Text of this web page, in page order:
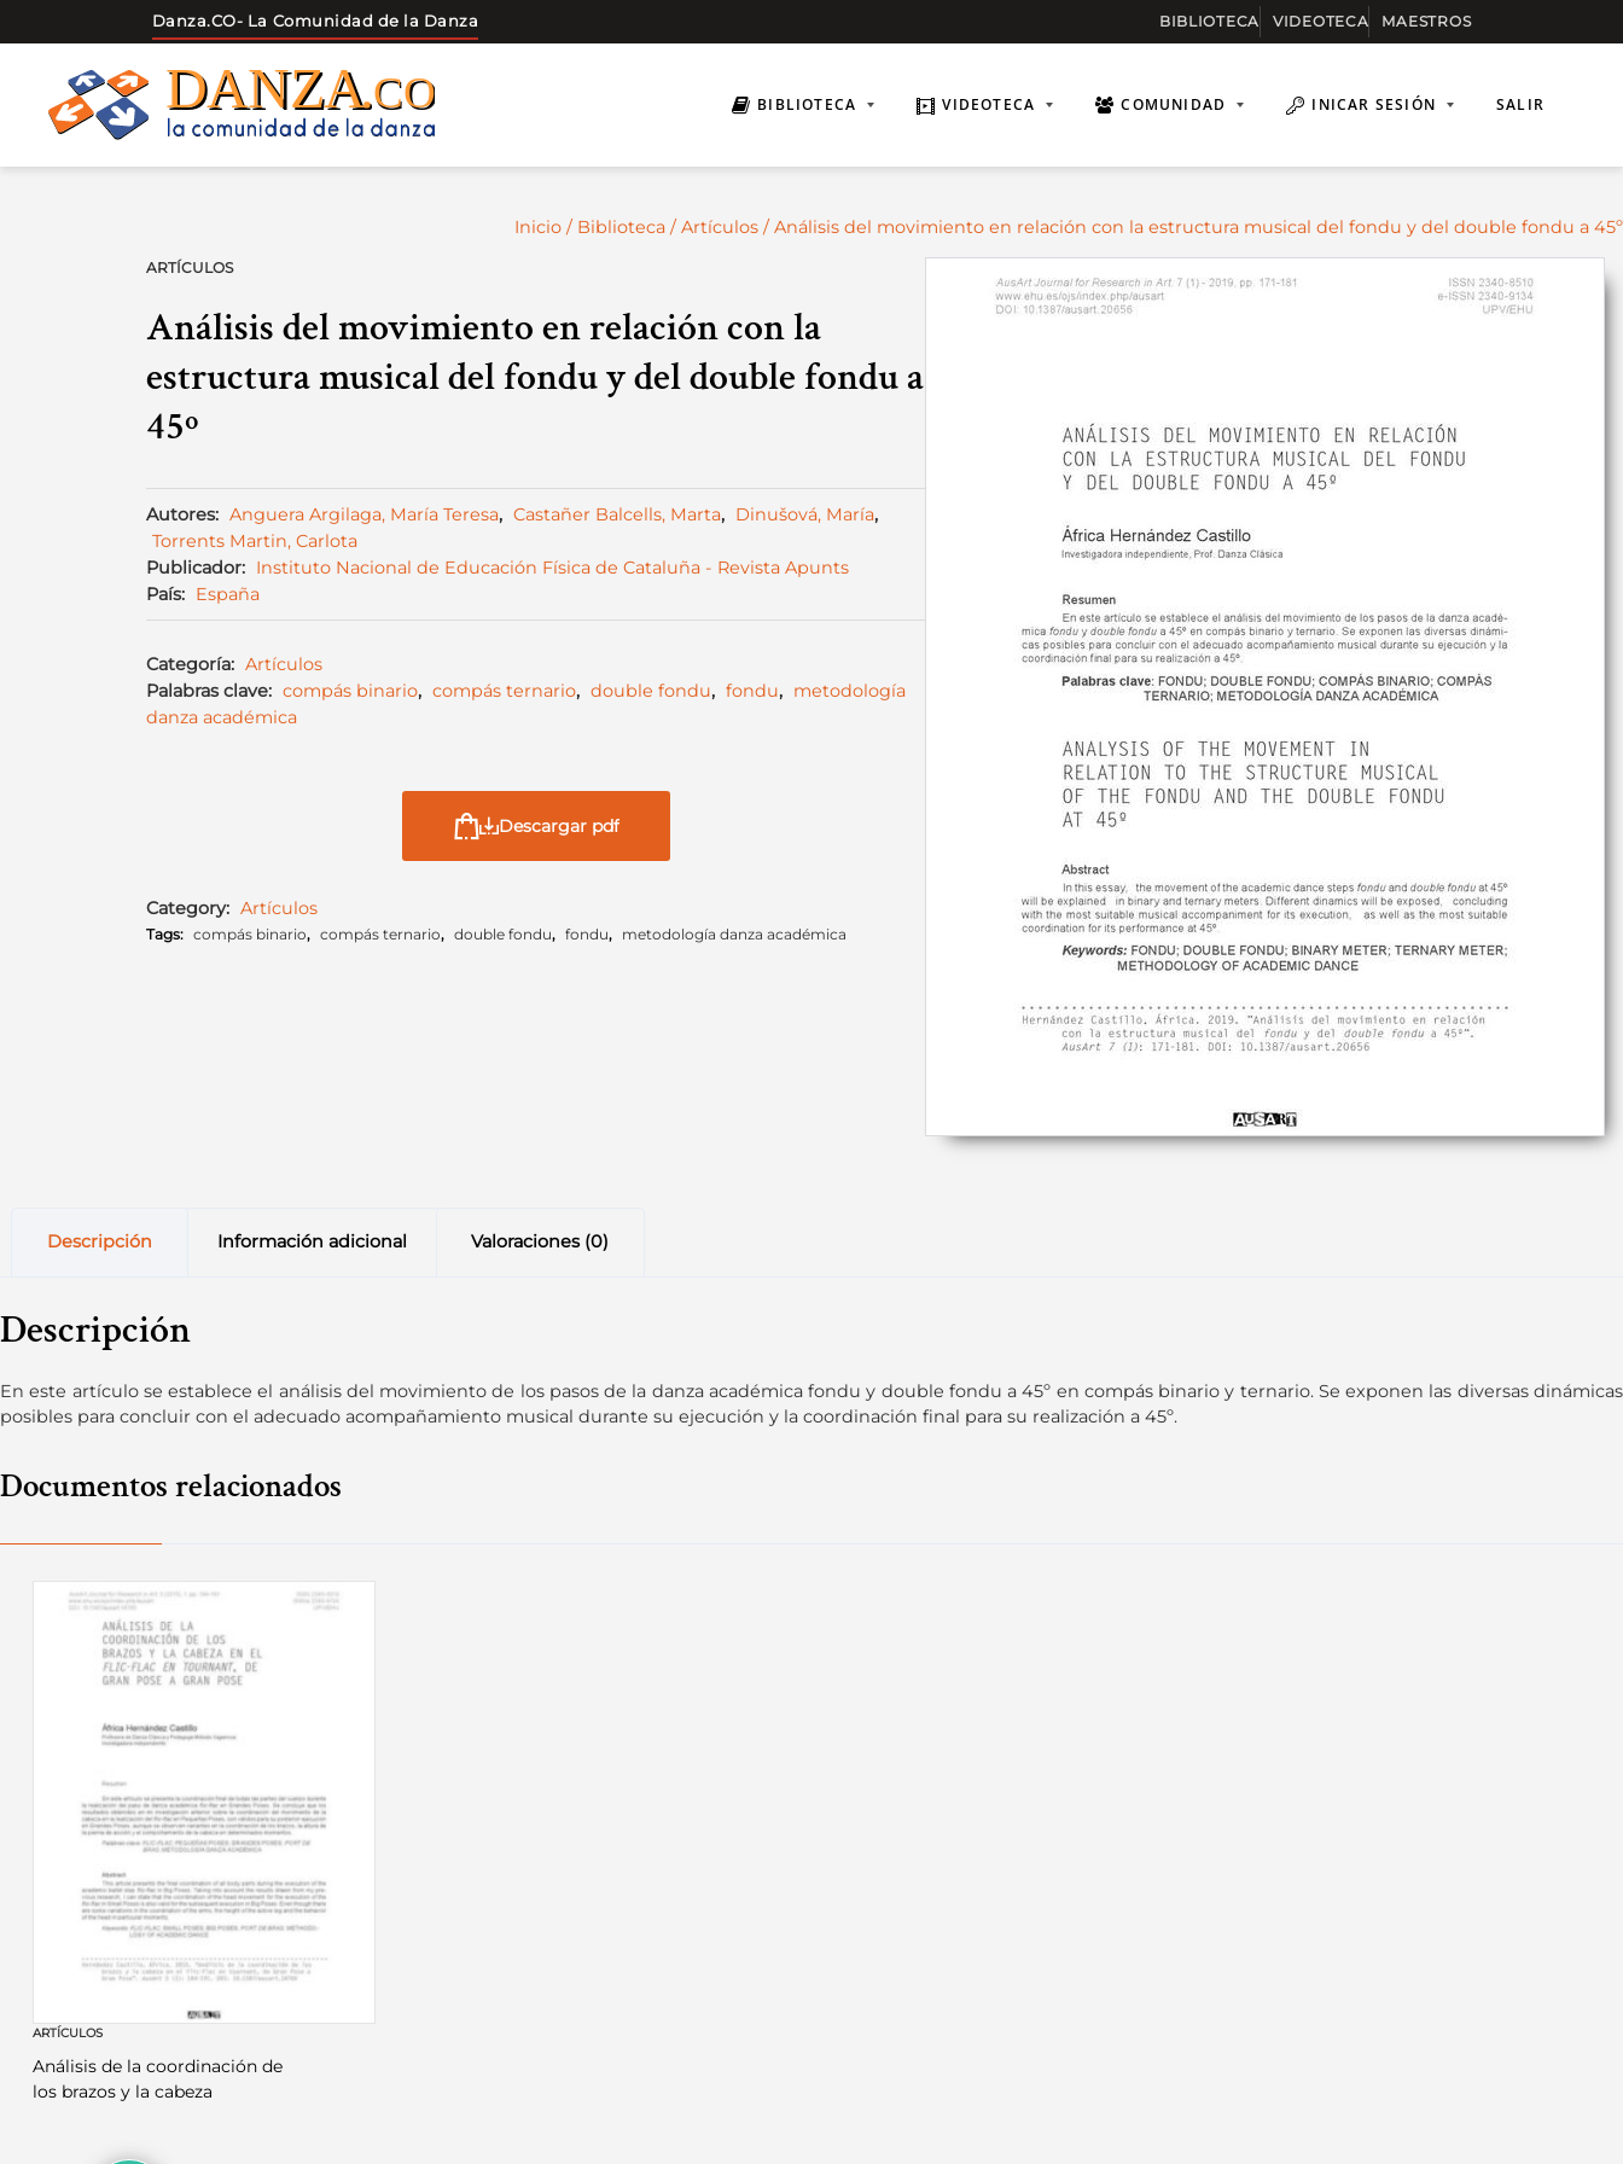
Danza.CO- La Comunidad de la Danza BIBLIOTECA VIDEOTECA MAESTROS
content
BIBLIOTECA VIDEOTECA COMUNIDAD INICAR SESIÓN SALIR
Inicio / Biblioteca /Artículos / Análisis del movimiento en relación con la estructura musical del fondu y del double fondu a 45º
ARTÍCULOS
Análisis del movimiento en relación con la
estructura musical del fondu y del double fondu a
45º
Autores: Anguera Argilaga, María Teresa, Castañer Balcells, Marta, Dinušová, María,
Torrents Martin, Carlota
Publicador: Instituto Nacional de Educación Física de Cataluña - Revista Apunts
País: España
Categoría: Artículos
Palabras clave: compás binario, compás ternario, double fondu, fondu, metodología
danza académica
Descargar pdf
Category: Artículos
Tags: compás binario, compás ternario, double fondu, fondu, metodología danza académica
Descripción Información adicional Valoraciones (0)
Descripción
En este artículo se establece el análisis del movimiento de los pasos de la danza académica fondu y double fondu a 45º en compás binario y ternario. Se exponen las diversas dinámicas
posibles para concluir con el adecuado acompañamiento musical durante su ejecución y la coordinación final para su realización a 45º.
Documentos relacionados
ARTÍCULOS
Análisis de la coordinación de
los brazos y la cabeza